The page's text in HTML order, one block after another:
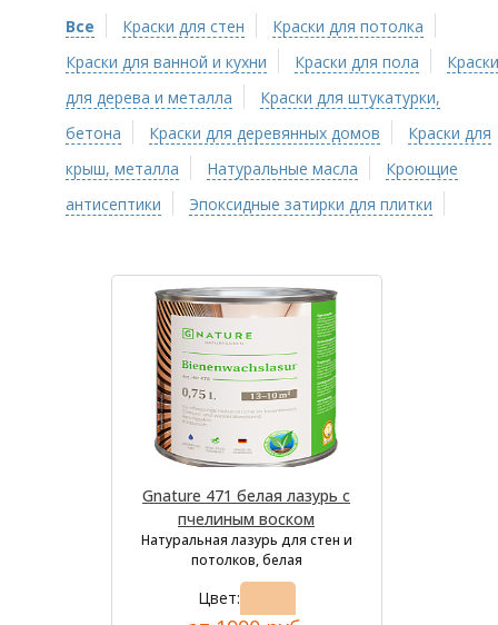
Все Краски для стен
Краски для потолка
Краски для ванной и кухни
Краски для пола
Краски
для дерева и металла
Краски для штукатурки,
бетона
Краски для деревянных домов
Краски для
крыш, металла
Натуральные масла
Кроющие
антисептики
Эпоксидные затирки для плитки
Gnature 471 белая лазурь с
пчелиным воском
Натуральная лазурь для стен и
потолков, белая
Цвет: